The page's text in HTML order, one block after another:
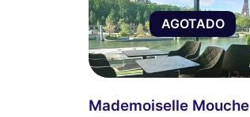
AGOTADO
Mademoiselle Mouche